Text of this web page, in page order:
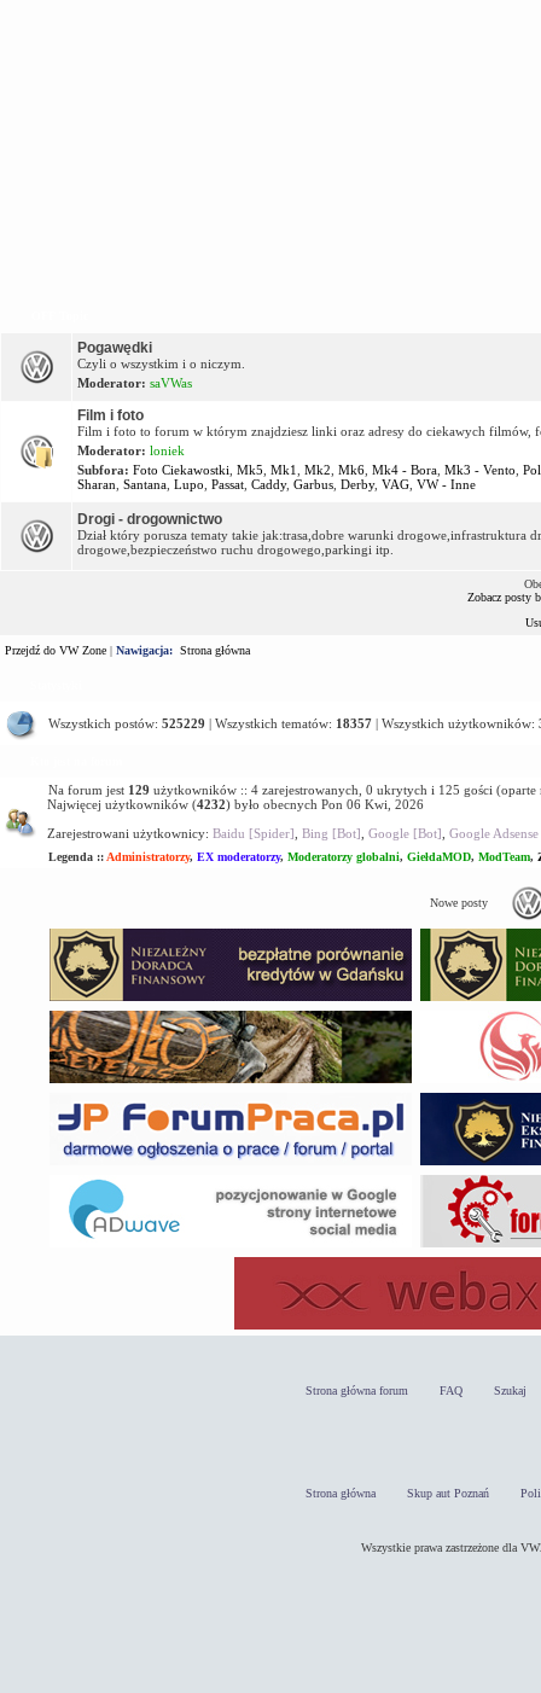
Pogawędki
Czyli o wszystkim i o niczym.
Moderator: saVWas
Film i foto
Film i foto to forum w którym znajdziesz linki oraz adresy do ciekawych filmów,
Moderator: loniek
Subfora: Foto Ciekawostki Mk5 Mk1 Mk2 Mk6 Mk4 - Bora Mk3 - Vento
Sharan Santana Lupo Passat Caddy, Garbus Derby, VAG VW - Inne
Drogi - drogownictwo
Dział który porusza tematy takie jak:trasa,dobre warunki drogowe,infrastruktura
drogowe,bezpieczeństwo ruchu drogowego,parkingi itp.
Zobacz posty
Przejdź do VW Zone | Nawigacja: Strona główna
Wszystkich postów: 525229 | Wszystkich tematów: 18357 | Wszystkich użytkowników:
Na forum jest 129 użytkowników :: 4 zarejestrowanych, 0 ukrytych i 125 gości
Najwięcej użytkowników (4232) było obecnych Pon 06 Kwi, 2026
Zarejestrowani użytkownicy: Baidu [Spider] Bing [Bot] Google [Bot] Google
Legenda :: Administratorzy, EX moderatorzy, Moderatorzy globalni, GiełdaMOD, ModTeam,
Nowe posty
Strona główna forum FAQ Szukaj
Strona główna Skup aut Poznań
Wszystkie prawa zastrzeżone dla